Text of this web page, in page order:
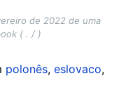
de 2022 de uma
( . / )
polonês, eslovaco,